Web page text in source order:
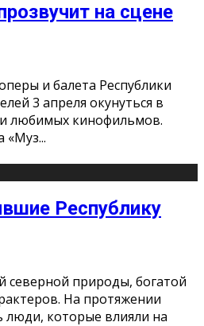
на сцене
и балета Республики
3 апреля окунуться в
любимых кинофильмов.
«Муз...
Республику
северной природы, богатой
На протяжении
люди, которые влияли на